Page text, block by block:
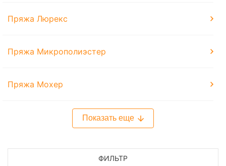
Пряжа Люрекс
Пряжа Микрополиэстер
Пряжа Мохер
Показать еще
ФИЛЬТР